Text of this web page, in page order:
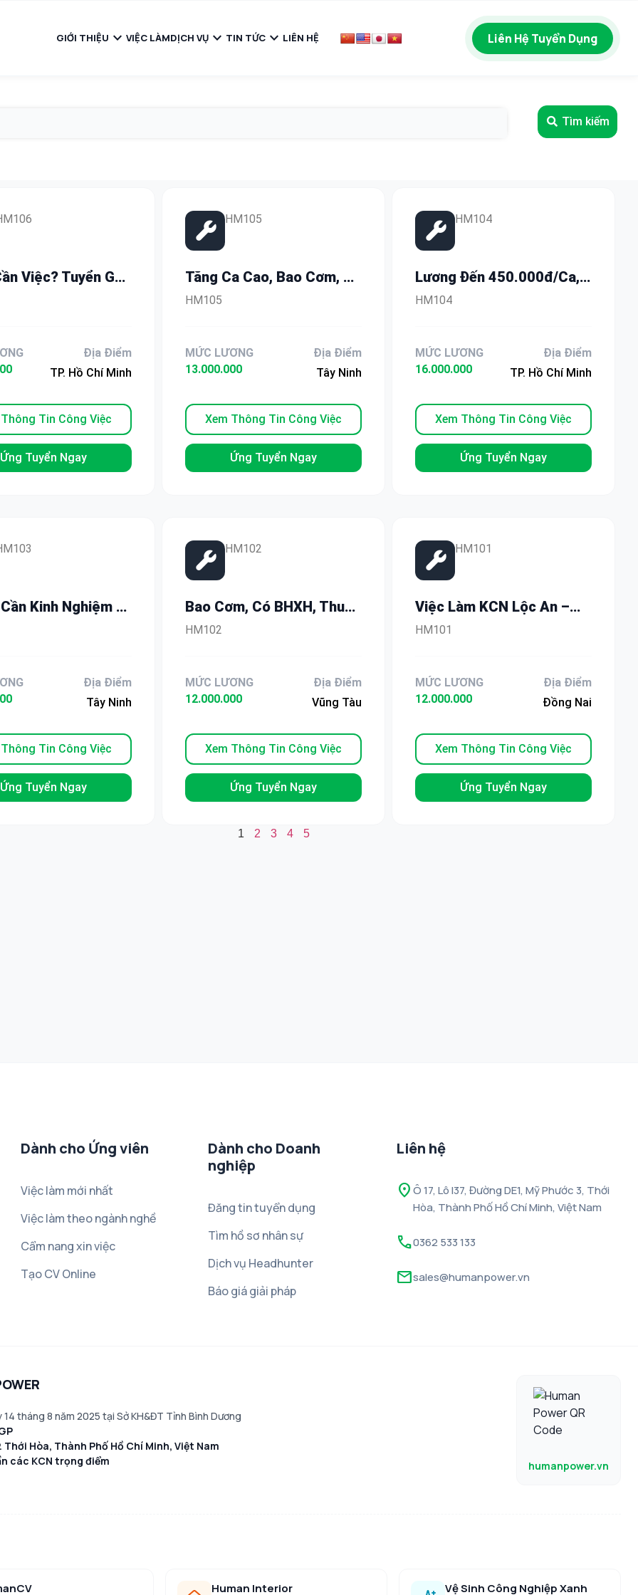
GIỚI THIỆU expand_more VIỆC LÀMDỊCH VỤ expand_more TIN TỨC expand_more LIÊN HỆ Liên Hệ Tuyển Dụng
Tìm kiếm
Việc? Tuyển Gấp
Phổ Thông
Địa Điểm
TP. Hồ Chí Minh
Tin Công Việc
Ứng Tuyển Ngay
HM105
Tăng Ca Cao, Bao Cơm, Có
BHXH: Thu Nhập Lên Đến
HM105
MỨC LƯƠNG
13.000.000
Địa Điểm
Tây Ninh
Xem Thông Tin Công Việc
Ứng Tuyển Ngay
HM104
Lương Đến 450.000đ/Ca,
Human Power Tuyển Gấp
HM104
MỨC LƯƠNG
16.000.000
Địa Điểm
TP. Hồ Chí Minh
Xem Thông Tin Công Việc
Ứng Tuyển Ngay
Kinh Nghiệm –
9-13
Địa Điểm
Tây Ninh
Tin Công Việc
Ứng Tuyển Ngay
HM102
Bao Cơm, Có BHXH, Thu
Nhập Đến 12 Triệu – Tuyển
HM102
MỨC LƯƠNG
12.000.000
Địa Điểm
Vũng Tàu
Xem Thông Tin Công Việc
Ứng Tuyển Ngay
HM101
Việc Làm KCN Lộc An –
Bình Sơn: Bao Cơm, Có
HM101
MỨC LƯƠNG
12.000.000
Địa Điểm
Đồng Nai
Xem Thông Tin Công Việc
Ứng Tuyển Ngay
1 2 3 4 5
Dành cho Ứng viên
Việc làm mới nhất
Việc làm theo ngành nghề
Cẩm nang xin việc
Tạo CV Online
Dành cho Doanh
nghiệp
Đăng tin tuyển dụng
Tìm hồ sơ nhân sự
Dịch vụ Headhunter
Báo giá giải pháp
Liên hệ
location_onÔ 17, Lô I37, Đường DE1, Mỹ Phước 3, Thới
Hòa, Thành Phố Hồ Chí Minh, Việt Nam
call0362 533 133
mailsales@humanpower.vn
tháng 8 năm 2025 tại Sở KH&ĐT Tỉnh Bình Dương
Thới Hòa, Thành Phố Hồ Chí Minh, Việt Nam
các KCN trọng điểm humanpower.vn
Human Interior Vệ Sinh Công Nghiệp Xanh